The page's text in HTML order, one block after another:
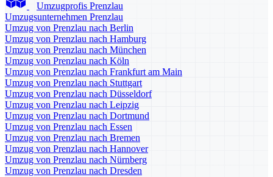
Umzugprofis Prenzlau
Umzugsunternehmen Prenzlau
Umzug von Prenzlau nach Berlin
Umzug von Prenzlau nach Hamburg
Umzug von Prenzlau nach München
Umzug von Prenzlau nach Köln
Umzug von Prenzlau nach Frankfurt am Main
Umzug von Prenzlau nach Stuttgart
Umzug von Prenzlau nach Düsseldorf
Umzug von Prenzlau nach Leipzig
Umzug von Prenzlau nach Dortmund
Umzug von Prenzlau nach Essen
Umzug von Prenzlau nach Bremen
Umzug von Prenzlau nach Hannover
Umzug von Prenzlau nach Nürnberg
Umzug von Prenzlau nach Dresden